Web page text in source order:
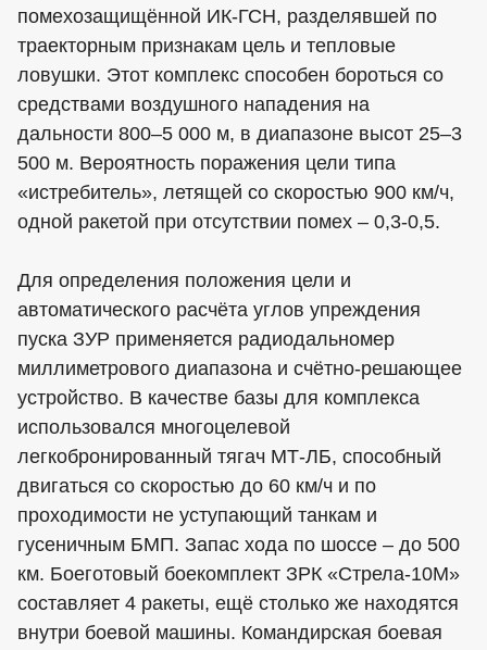
помехозащищённой ИК-ГСН, разделявшей по
траекторным признакам цель и тепловые
ловушки. Этот комплекс способен бороться со
средствами воздушного нападения на
дальности 800–5 000 м, в диапазоне высот 25–3
500 м. Вероятность поражения цели типа
«истребитель», летящей со скоростью 900 км/ч,
одной ракетой при отсутствии помех – 0,3-0,5.
Для определения положения цели и
автоматического расчёта углов упреждения
пуска ЗУР применяется радиодальномер
миллиметрового диапазона и счётно-решающее
устройство. В качестве базы для комплекса
использовался многоцелевой
легкобронированный тягач МТ-ЛБ, способный
двигаться со скоростью до 60 км/ч и по
проходимости не уступающий танкам и
гусеничным БМП. Запас хода по шоссе – до 500
км. Боеготовый боекомплект ЗРК «Стрела-10М»
составляет 4 ракеты, ещё столько же находятся
внутри боевой машины. Командирская боевая